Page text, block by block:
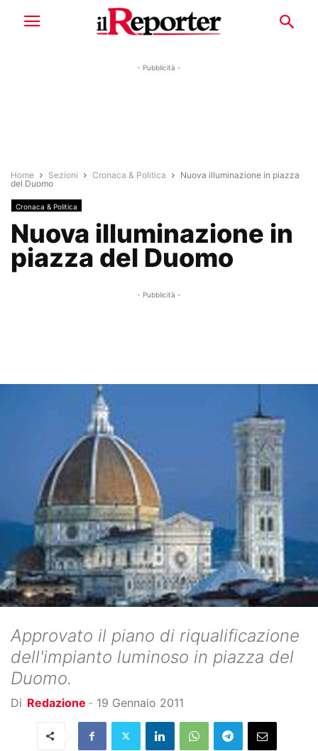
- Pubblicità -
Home Sezioni Cronaca & Politica
Nuova illuminazione in piazza
del Duomo
Cronaca & Politica
Nuova illuminazione in
piazza del Duomo
- Pubblicità -
Approvato il piano di riqualificazione
dell'impianto luminoso in piazza del
Duomo.
Di Redazione - 19 Gennaio 2011